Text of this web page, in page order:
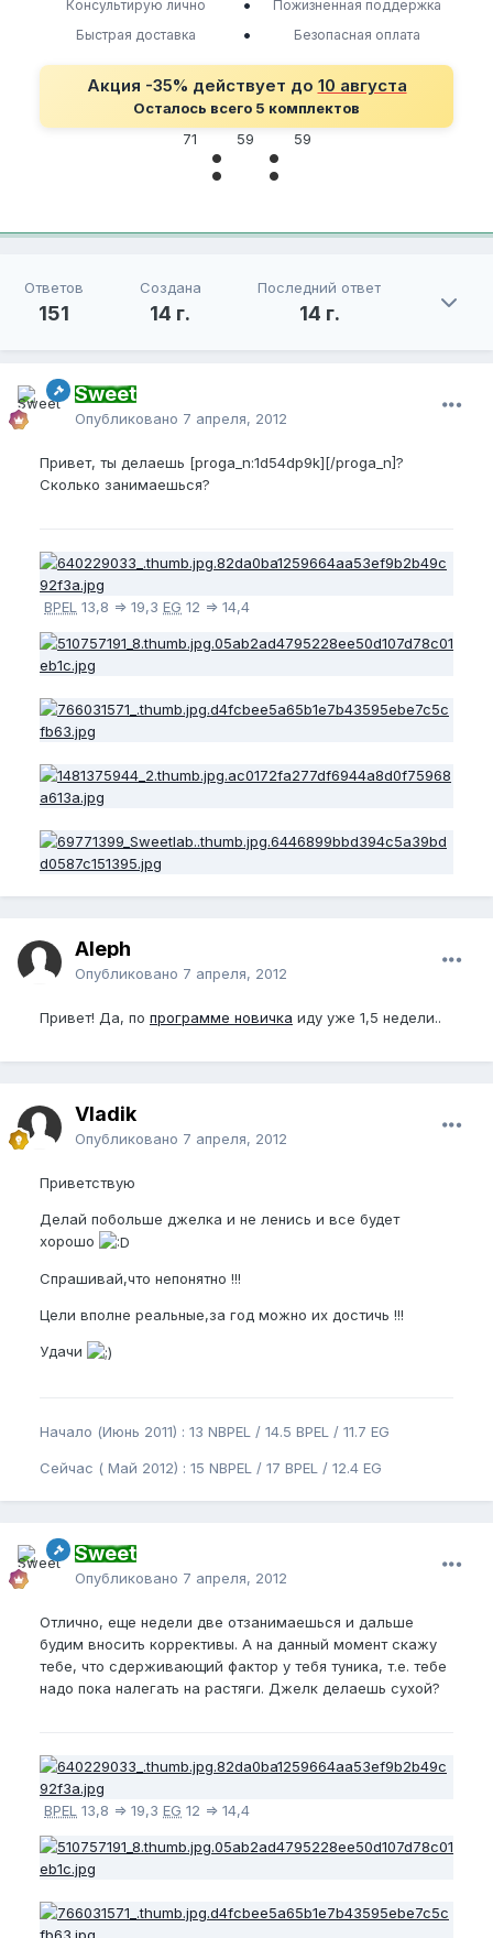
Консультирую лично •
Пожизненная поддержка
Быстрая доставка
• Безопасная оплата
Акция -35% действует до 10 августа
Осталось всего 5 комплектов
59
59
71
Ответов
151
Создана
14 г.
Последний ответ
14 г.
Sweet
Опубликовано 7 апреля, 2012
Привет, ты делаешь [proga_n:1d54dp9k][/proga_n]?
Сколько занимаешься?
BPEL 13,8 => 19,3 EG 12 => 14,4
Aleph
Опубликовано 7 апреля, 2012
Привет! Да, по программе новичка иду уже 1,5 недели..
Vladik
Опубликовано 7 апреля, 2012
Приветствую
Делай побольше джелка и не ленись и все будет
хорошо
Спрашивай,что непонятно !!!
Цели вполне реальные,за год можно их достичь !!!
Удачи
Начало (Июнь 2011) : 13 NBPEL / 14.5 BPEL / 11.7 EG
Сейчас ( Май 2012) : 15 NBPEL / 17 BPEL / 12.4 EG
Sweet
Опубликовано 7 апреля, 2012
Отлично, еще недели две отзанимаешься и дальше
будим вносить коррективы. А на данный момент скажу
тебе, что сдерживающий фактор у тебя туника, т.е. тебе
надо пока налегать на растяги. Джелк делаешь сухой?
BPEL 13,8 => 19,3 EG 12 => 14,4